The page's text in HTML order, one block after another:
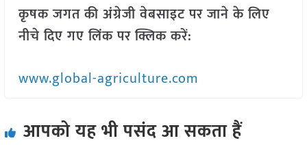
कृषक जगत की अंग्रेजी वेबसाइट पर जाने के लिए
नीचे दिए गए लिंक पर क्लिक करें:
www.global-agriculture.com
आपको यह भी पसंद आ सकता हैं